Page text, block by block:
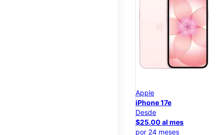
Apple
iPhone 17e
Desde
$25.00 al mes
por 24 meses